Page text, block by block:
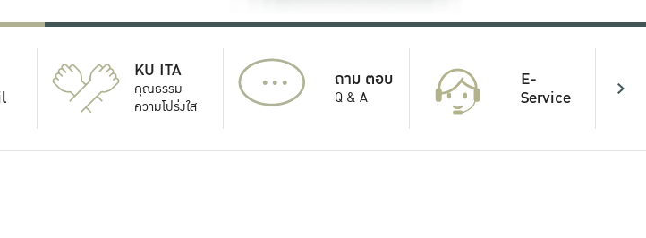
KU ITA
คุณธรรม
ความโปร่งใส
... ถาม ตอบ
Q & A
E-
Service